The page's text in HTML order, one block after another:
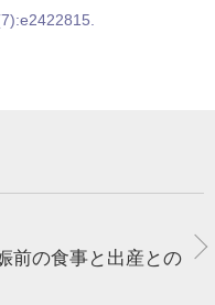
前の食事と出産との